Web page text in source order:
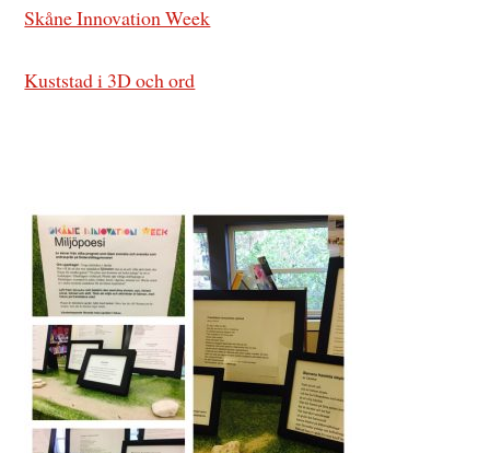
Skåne Innovation Week
Kuststad i 3D och ord